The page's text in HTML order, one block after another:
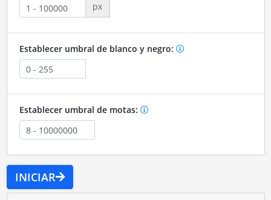
px
Establecer umbral de blanco y negro:
Establecer umbral de motas:
INICIAR